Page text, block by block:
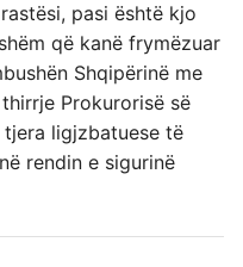
pasi është kjo
që kanë frymëzuar
Shqipërinë me
Prokurorisë së
tjera ligjzbatuese të
rendin e sigurinë